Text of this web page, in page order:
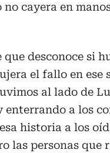
cayera en
desconoce si
el fallo en ese
al lado de
a los
historia a los
las personas que